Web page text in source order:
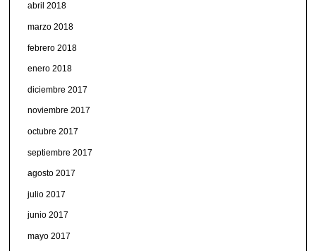
abril 2018
marzo 2018
febrero 2018
enero 2018
diciembre 2017
noviembre 2017
octubre 2017
septiembre 2017
agosto 2017
julio 2017
junio 2017
mayo 2017